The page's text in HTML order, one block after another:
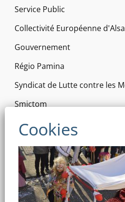
Service Public
Collectivité Européenne
Gouvernement
Régio Pamina
Syndicat de Lutte contre les
Smictom
Sur les Sentiers du théâtre
RÉSEAUX SOCIAUX